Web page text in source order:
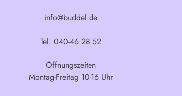
info@buddel.de
Tel. 040-46 28 52
Öffnungszeiten
Montag-Freitag 10-16 Uhr